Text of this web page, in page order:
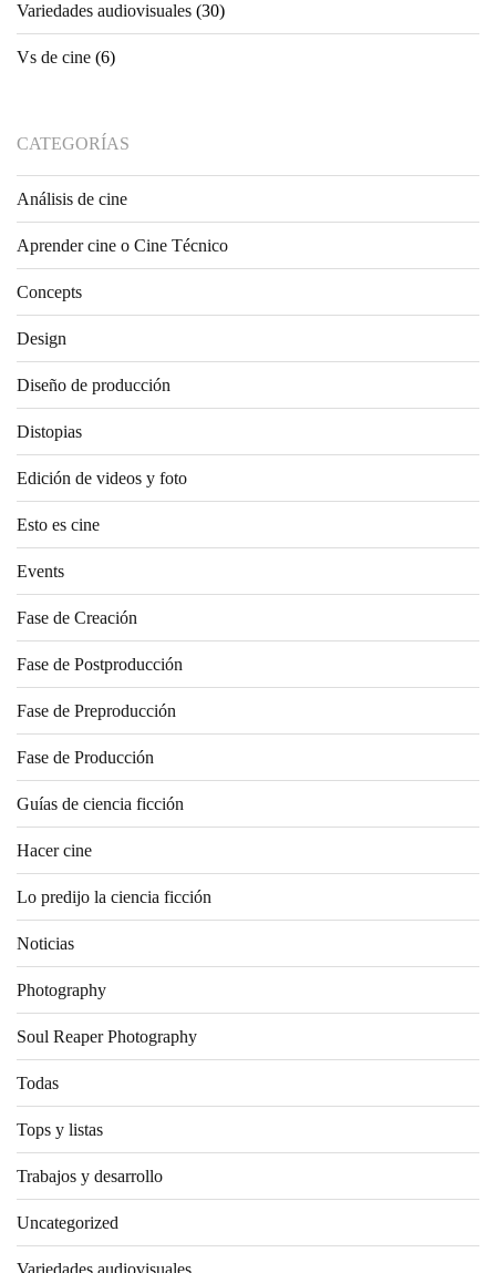
Variedades audiovisuales (30)
Vs de cine (6)
CATEGORÍAS
Análisis de cine
Aprender cine o Cine Técnico
Concepts
Design
Diseño de producción
Distopias
Edición de videos y foto
Esto es cine
Events
Fase de Creación
Fase de Postproducción
Fase de Preproducción
Fase de Producción
Guías de ciencia ficción
Hacer cine
Lo predijo la ciencia ficción
Noticias
Photography
Soul Reaper Photography
Todas
Tops y listas
Trabajos y desarrollo
Uncategorized